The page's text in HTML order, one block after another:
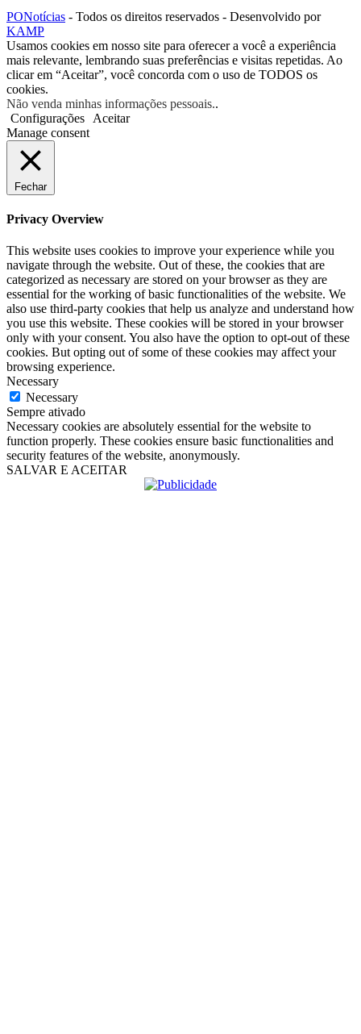
PONotícias - Todos os direitos reservados - Desenvolvido por
KAMP
Usamos cookies em nosso site para oferecer a você a experiência
mais relevante, lembrando suas preferências e visitas repetidas. Ao
clicar em “Aceitar”, você concorda com o uso de TODOS os
cookies.
Não venda minhas informações pessoais..
Configurações
Aceitar
Manage consent
Fechar
Privacy Overview
This website uses cookies to improve your experience while you
navigate through the website. Out of these, the cookies that are
categorized as necessary are stored on your browser as they are
essential for the working of basic functionalities of the website. We
also use third-party cookies that help us analyze and understand how
you use this website. These cookies will be stored in your browser
only with your consent. You also have the option to opt-out of these
cookies. But opting out of some of these cookies may affect your
browsing experience.
Necessary
Necessary
Sempre ativado
Necessary cookies are absolutely essential for the website to
function properly. These cookies ensure basic functionalities and
security features of the website, anonymously.
SALVAR E ACEITAR